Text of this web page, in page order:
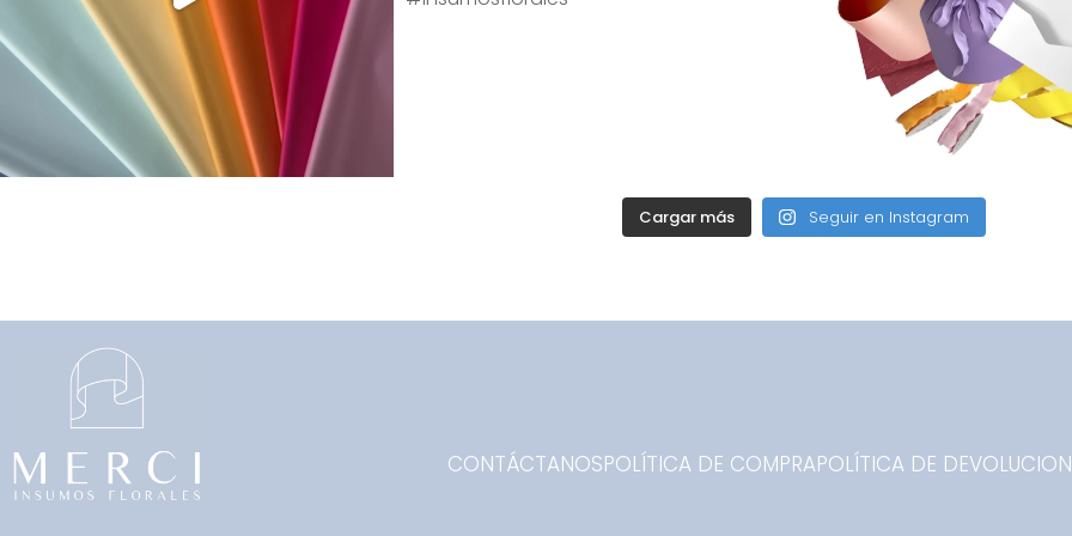
Cargar más Seguir en Instagram
CONTÁCTANOSPOLÍTICA DE COMPRAPOLÍTICA DE